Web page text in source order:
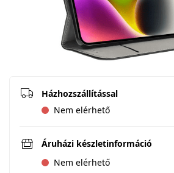
Házhozszállítással
Nem elérhető
Áruházi készletinformáció
Nem elérhető